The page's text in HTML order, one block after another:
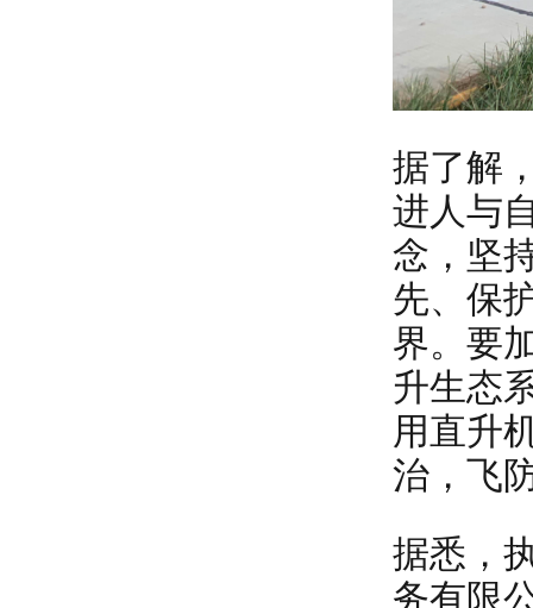
据了解
进人与
念，坚
先、保
界。要
升生态
用直升
治，飞
据悉，
务有限